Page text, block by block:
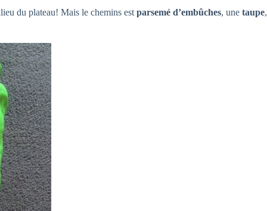
du plateau! Mais le chemins est parsemé d’embûches, une taupe,